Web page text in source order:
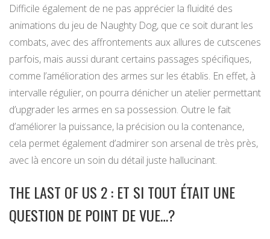
Difficile également de ne pas apprécier la fluidité des
animations du jeu de Naughty Dog, que ce soit durant les
combats, avec des affrontements aux allures de cutscenes
parfois, mais aussi durant certains passages spécifiques,
comme l’amélioration des armes sur les établis. En effet, à
intervalle régulier, on pourra dénicher un atelier permettant
d’upgrader les armes en sa possession. Outre le fait
d’améliorer la puissance, la précision ou la contenance,
cela permet également d’admirer son arsenal de très près,
avec là encore un soin du détail juste hallucinant.
THE LAST OF US 2 : ET SI TOUT ÉTAIT UNE
QUESTION DE POINT DE VUE…?